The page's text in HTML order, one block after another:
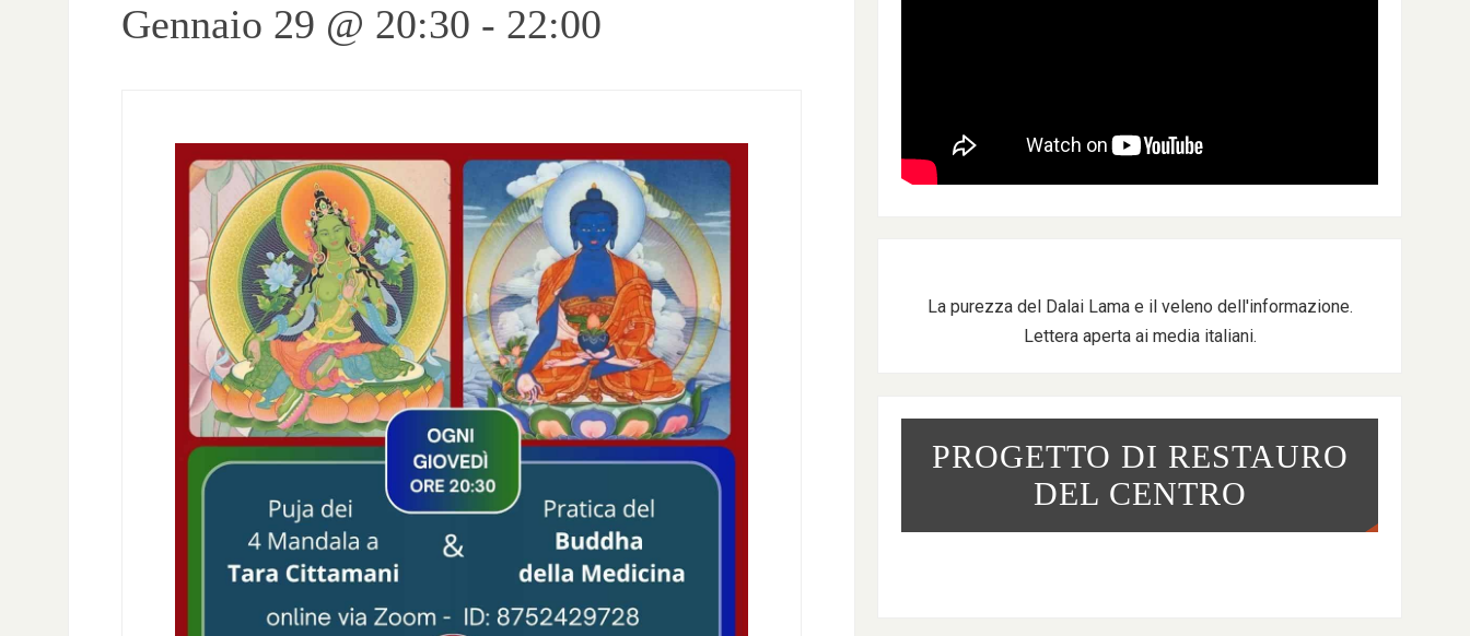
Gennaio 29 @ 20:30 - 22:00
La purezza del Dalai Lama e il veleno dell'informazione.
Lettera aperta ai media italiani.
PROGETTO DI RESTAURO
DEL CENTRO